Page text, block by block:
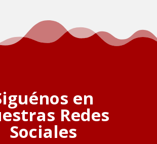
en
Redes
Sociales